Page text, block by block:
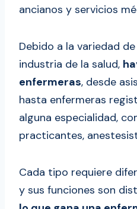
ancianos y servicios
Debido a la variedad
industria de la salud,
enfermeras, desde
hasta enfermeras
alguna especialidad,
practicantes,
Cada tipo requiere
y sus funciones son